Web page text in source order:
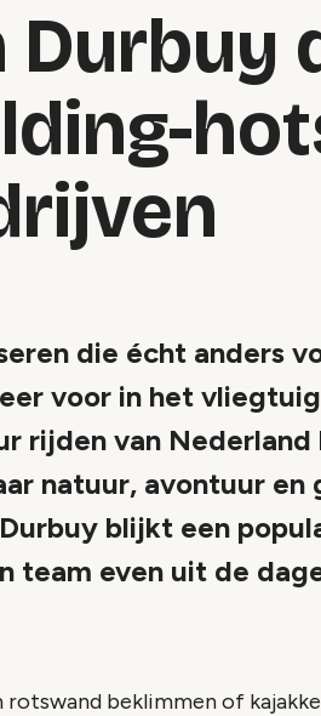
Durbuy
die écht anders
voor in het
rijden van Nederland
natuur, avontuur en
blijkt een
team even uit de
rotswand beklimmen of